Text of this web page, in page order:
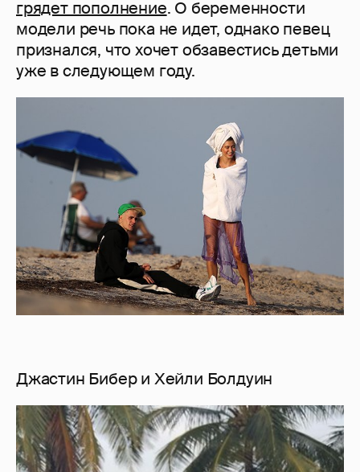
грядет пополнение. О беременности
модели речь пока не идет, однако певец
признался, что хочет обзавестись детьми
уже в следующем году.
Джастин Бибер и Хейли Болдуин